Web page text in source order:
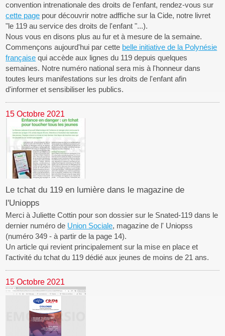
convention intrenationale des droits de l'enfant, rendez-vous sur
cette page pour découvrir notre adffiche sur la Cide, notre livret
"le 119 au service des droits de l'enfant "...).
Nous vous en disons plus au fur et à mesure de la semaine.
Commençons aujourd'hui par cette belle initiative de la Polynésie
française qui accède aux lignes du 119 depuis quelques
semaines. Notre numéro national sera mis à l'honneur dans
toutes leurs manifestations sur les droits de l'enfant afin
d'informer et sensibiliser les publics.
15 Octobre 2021
Le tchat du 119 en lumière dans le magazine de
l'Uniopps
Merci à Juliette Cottin pour son dossier sur le Snated-119 dans le
dernier numéro de Union Sociale, magazine de l' Uniopss
(numéro 349 - à partir de la page 14).
Un article qui revient principalement sur la mise en place et
l'activité du tchat du 119 dédié aux jeunes de moins de 21 ans.
15 Octobre 2021